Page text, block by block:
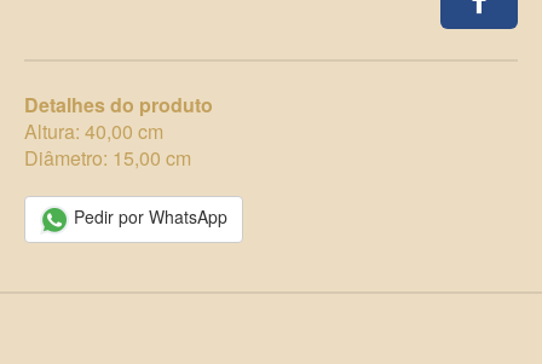
Detalhes do produto
Altura: 40,00 cm
Diâmetro: 15,00 cm
Pedir por WhatsApp